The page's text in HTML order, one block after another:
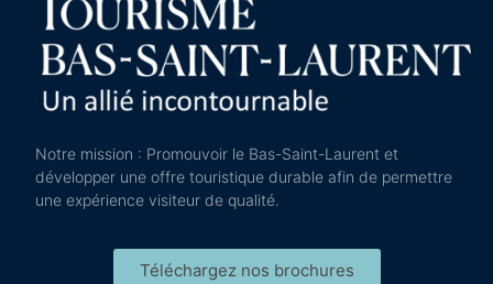
Notre mission : Promouvoir le Bas-Saint-Laurent et
développer une offre touristique durable afin de permettre
une expérience visiteur de qualité.
Téléchargez nos brochures